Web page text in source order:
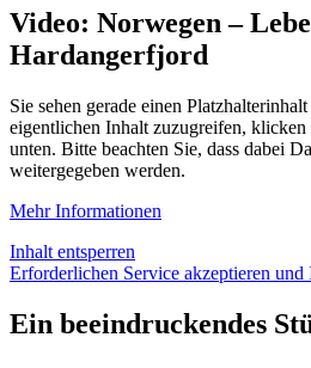
Video: Norwegen –
Hardangerfjord
Sie sehen gerade einen
eigentlichen Inhalt zuzugreifen,
unten. Bitte beachten Sie, dass dabei
weitergegeben werden.
Mehr Informationen
Inhalt entsperren
Erforderlichen Service akzeptieren und
Ein beeindruckendes